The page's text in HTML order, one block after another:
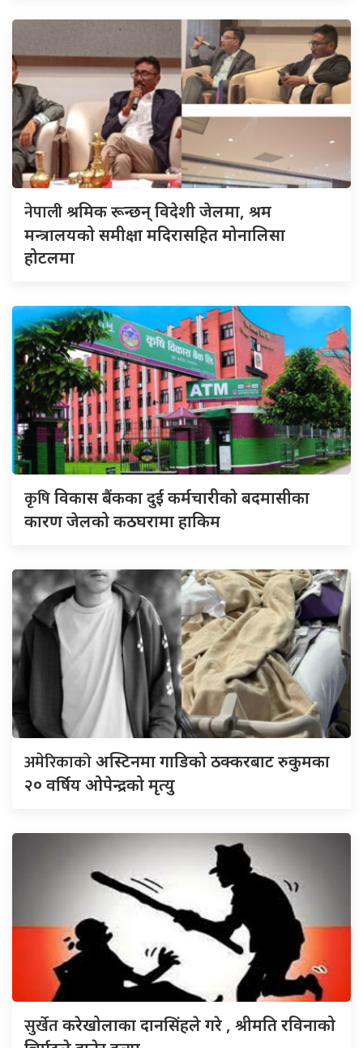
नेपालीश्रमिक रून्छन् विदेशी जेलमा, श्रम
मन्त्रालयको समीक्षा मदिरासहित मोनालिसा
होटलमा
कृषिविकास बैंकका दुई कर्मचारीकाे बदमासीका
कारण जेलको कठघरामा हाकिम
अमेरिकाकोअस्टिनमा गाडिको ठक्करबाट रुकुमका
२० वर्षिय ओपेन्द्रको मृत्यु
सुर्खेतकरेखोलाका दानसिंहले गरे , श्रीमति रविनाको